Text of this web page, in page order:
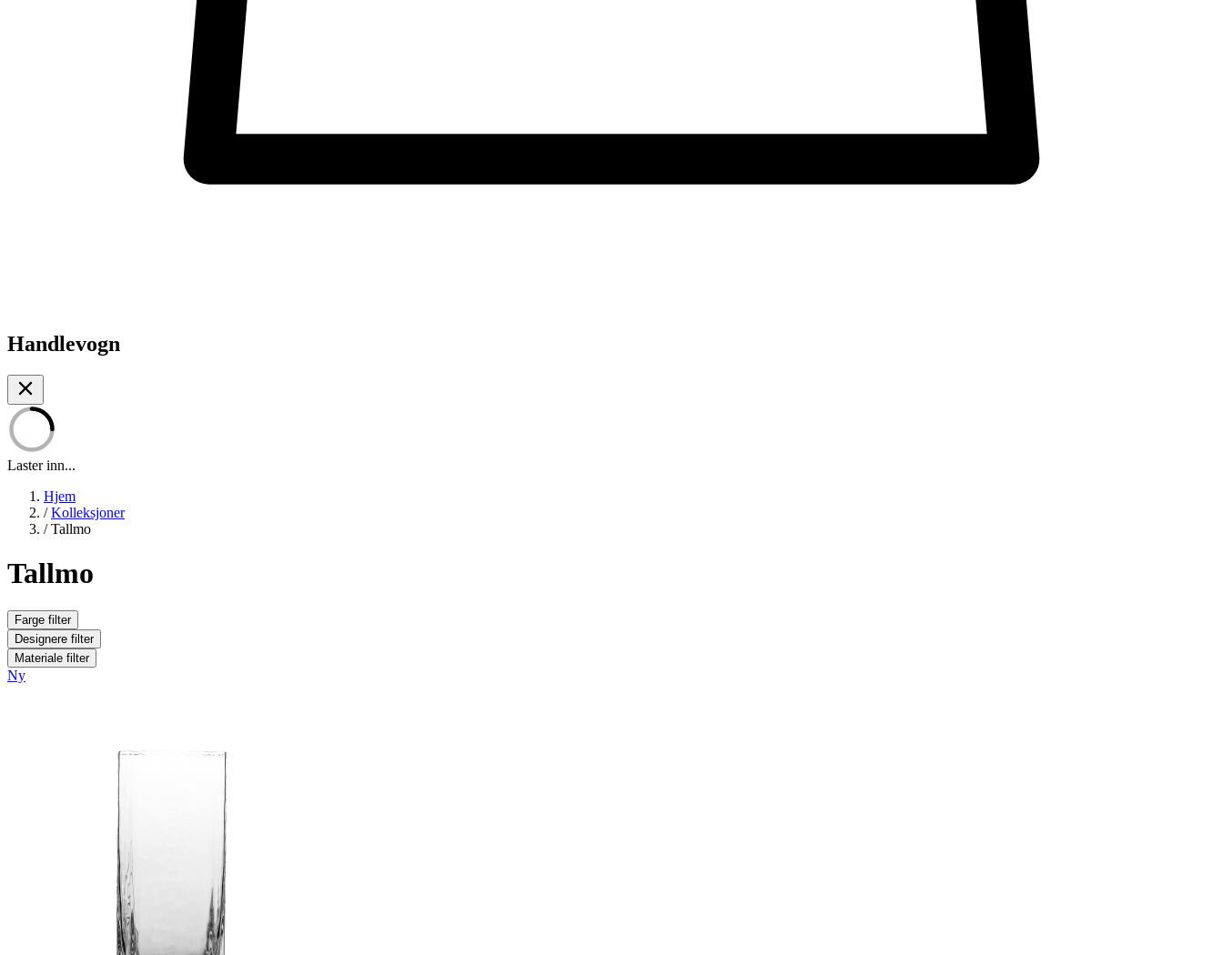
Handlevogn
Laster inn...
Hjem
/ Kolleksjoner
/ Tallmo
Tallmo
Farge filter
Designere filter
Materiale filter
Ny